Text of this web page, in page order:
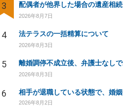
3 配偶者が他界した場合の遺産相続
2026年8月7日
4 法テラスの一括精算について
2026年8月3日
5
2026年8月3日
6
2026年8月2日